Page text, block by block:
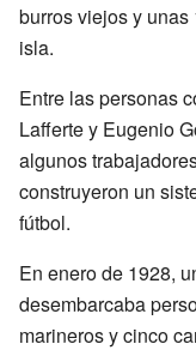
burros viejos y unas
isla.
Entre las personas
Lafferte y Eugenio
algunos
construyeron un
fútbol.
En enero de 1928,
desembarcaba
marineros y cinco